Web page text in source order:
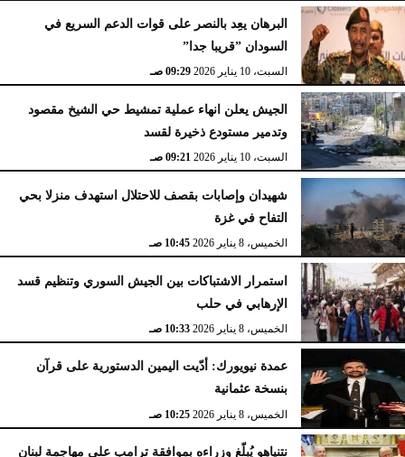
البرهان يعِد بالنصر على قوات الدعم السريع في
السودان ”قريبا جدا”
السبت، 10 يناير 2026 09:29 صـ
الجيش يعلن انهاء عملية تمشيط حي الشيخ مقصود
وتدمير مستودع ذخيرة لقسد
السبت، 10 يناير 2026 09:21 صـ
شهيدان وإصابات بقصف للاحتلال استهدف منزلا بحي
التفاح في غزة
الخميس، 8 يناير 2026 10:45 صـ
استمرار الاشتباكات بين الجيش السوري وتنظيم قسد
الإرهابي في حلب
الخميس، 8 يناير 2026 10:33 صـ
عمدة نيويورك: أدّيت اليمين الدستورية على قرآن
بنسخة عثمانية
الخميس، 8 يناير 2026 10:25 صـ
نتنياهو يُبلّغ وزراءه بموافقة ترامب على مهاجمة لبنان